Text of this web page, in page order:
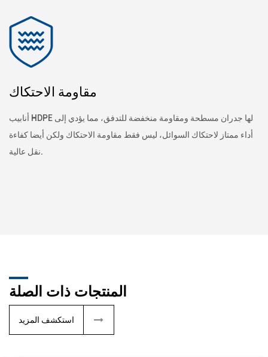
مقاومة الاحتكاك
أنابيب HDPE لها جدران مسطحة ومقاومة منخفضة للتدفق، مما يؤدي إلى
أداء ممتاز لاحتكاك السوائل، ليس فقط مقاومة الاحتكاك ولكن أيضا كفاءة
نقل عالية.
المنتجات ذات الصلة
استكشف المزيد